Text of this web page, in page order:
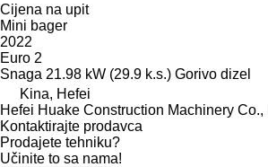
Cijena na upit
Mini bager
2022
Euro 2
Snaga 21.98 kW (29.9 k.s.) Gorivo dizel
Kina, Hefei
Hefei Huake Construction Machinery Co.,
Kontaktirajte prodavca
Prodajete tehniku?
Učinite to sa nama!